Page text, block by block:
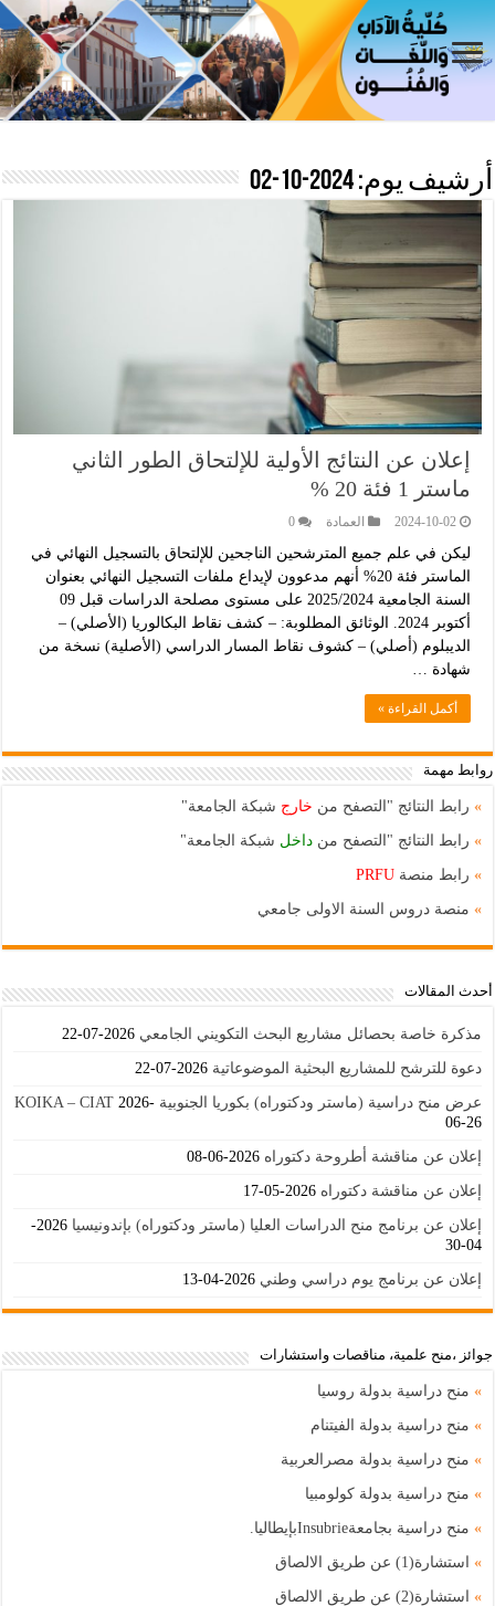
أرشيف يوم:2024-10-02
إعلان عن النتائج الأولية للإلتحاق الطور الثاني
ماستر 1 فئة 20 %
2024-10-02 العمادة 0
ليكن في علم جميع المترشحين الناجحين للإلتحاق بالتسجيل النهائي في
الماستر فئة 20% أنهم مدعوون لإيداع ملفات التسجيل النهائي بعنوان
السنة الجامعية 2025/2024 على مستوى مصلحة الدراسات قبل 09
أكتوبر 2024. الوثائق المطلوبة: – كشف نقاط البكالوريا (الأصلي) –
الديبلوم (أصلي) – كشوف نقاط المسار الدراسي (الأصلية) نسخة من
شهادة …
أكمل القراءة »
روابط مهمة
» رابط النتائج "التصفح من خارج شبكة الجامعة"
» رابط النتائج "التصفح منداخل شبكة الجامعة"
» رابط منصةPRFU
» منصة دروس السنة الاولى جامعي
أحدث المقالات
مذكرة خاصة بحصائل مشاريع البحث التكويني الجامعي 2026-07-22
دعوة للترشح للمشاريع البحثية الموضوعاتية 2026-07-22
عرض منح دراسية (ماستر ودكتوراه) بكوريا الجنوبية KOIKA – CIAT2026-
06-26
إعلان عن مناقشة أطروحة دكتوراه 2026-06-08
إعلان عن مناقشة دكتوراه 2026-05-17
إعلان عن برنامج منح الدراسات العليا (ماستر ودكتوراه) بإندونيسيا
2026-
04-30
إعلان عن برنامج يوم دراسي وطني 2026-04-13
جوائز ،منح علمية، مناقصات واستشارات
» منح دراسية بدولة روسيا
» منح دراسية بدولة الفيتنام
» منح دراسية بدولة مصرالعربية
» منح دراسية بدولة كولومبيا
» منح دراسية بجامعةInsubrieبإيطاليا.
» استشارة(1) عن طريق الالصاق
» استشارة(2) عن طريق الالصاق